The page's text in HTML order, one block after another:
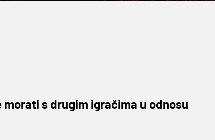
morati s drugim igračima u odnosu